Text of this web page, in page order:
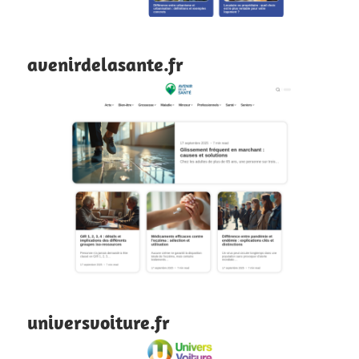
avenirdelasante.fr
universvoiture.fr